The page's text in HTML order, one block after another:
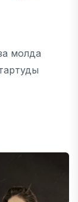
молда